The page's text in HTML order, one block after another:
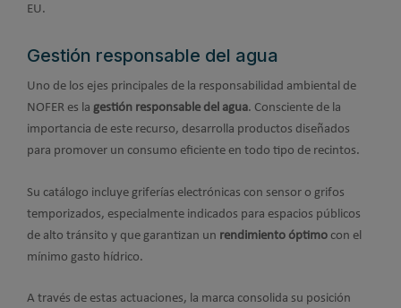
EU.
Gestión responsable del agua
Uno de los ejes principales de la responsabilidad ambiental de
NOFER es la gestión responsable del agua. Consciente de la
importancia de este recurso, desarrolla productos diseñados
para promover un consumo eficiente en todo tipo de recintos.
Su catálogo incluye griferías electrónicas con sensor o grifos
temporizados, especialmente indicados para espacios públicos
de alto tránsito y que garantizan un rendimiento óptimo con el
mínimo gasto hídrico.
A través de estas actuaciones, la marca consolida su posición